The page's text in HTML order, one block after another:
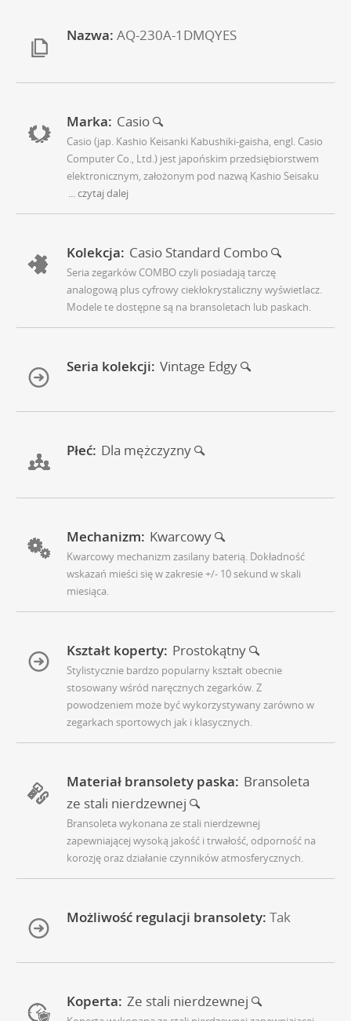
Nazwa: AQ-230A-1DMQYES
Marka: Casio
Casio (jap. Kashio Keisanki Kabushiki-gaisha, engl. Casio
Computer Co., Ltd.) jest japońskim przedsiębiorstwem
elektronicznym, założonym pod nazwą Kashio Seisaku
... czytaj dalej
Kolekcja: Casio Standard Combo
Seria zegarków COMBO czyli posiadają tarczę
analogową plus cyfrowy ciekłokrystaliczny wyświetlacz.
Modele te dostępne są na bransoletach lub paskach.
Seria kolekcji: Vintage Edgy
Płeć: Dla mężczyzny
Mechanizm: Kwarcowy
Kwarcowy mechanizm zasilany baterią. Dokładność
wskazań mieści się w zakresie +/- 10 sekund w skali
miesiąca.
Kształt koperty: Prostokątny
Stylistycznie bardzo popularny kształt obecnie
stosowany wśród naręcznych zegarków. Z
powodzeniem może być wykorzystywany zarówno w
zegarkach sportowych jak i klasycznych.
Materiał bransolety paska: Bransoleta
ze stali nierdzewnej
Bransoleta wykonana ze stali nierdzewnej
zapewniającej wysoką jakość i trwałość, odporność na
korozję oraz działanie czynników atmosferycznych.
Możliwość regulacji bransolety: Tak
Koperta: Ze stali nierdzewnej